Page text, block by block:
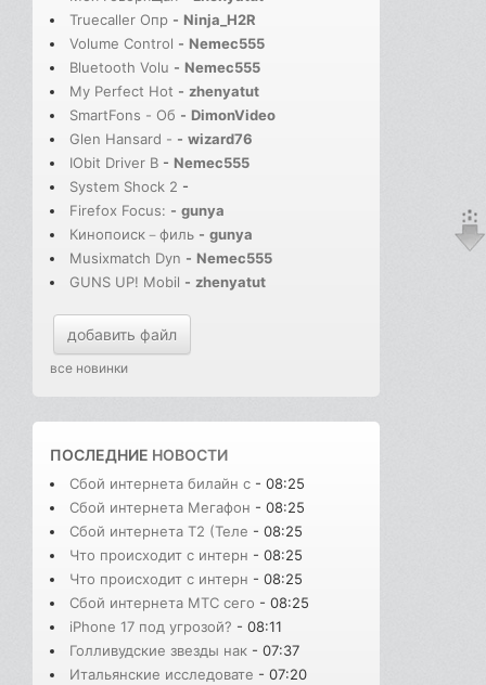
Truecaller Опр - Ninja_H2R
Volume Control - Nemec555
Bluetooth Volu - Nemec555
My Perfect Hot - zhenyatut
SmartFons - Об - DimonVideo
Glen Hansard - - wizard76
IObit Driver B - Nemec555
System Shock 2 -
Firefox Focus: - gunya
Кинопоиск－филь - gunya
Musixmatch Dyn - Nemec555
GUNS UP! Mobil - zhenyatut
добавить файл
все новинки
ПОСЛЕДНИЕ НОВОСТИ
Сбой интернета билайн с - 08:25
Сбой интернета Мегафон - 08:25
Сбой интернета T2 (Теле - 08:25
Что происходит с интерн - 08:25
Что происходит с интерн - 08:25
Сбой интернета МТС сего - 08:25
iPhone 17 под угрозой? - 08:11
Голливудские звезды нак - 07:37
Итальянские исследовате - 07:20